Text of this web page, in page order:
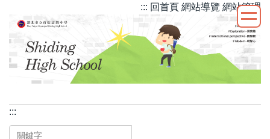
主
內
::: 回首頁 網站導覽 網站管理
:::